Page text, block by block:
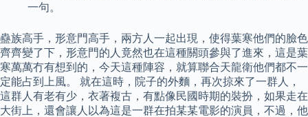
一句。
蠱族高手，形意門高手，兩方人一起出現，使得葉寒他們的臉色
齊齊變了下，形意門的人竟然也在這種關頭參與了進來，這是葉
寒萬萬冇有想到的，今天這種陣容，就算聯合天龍衛他們都不一
定能占到上風。 就在這時，院子的外麵，再次掠來了一群人，
這群人有老有少，衣著複古，有點像民國時期的裝扮，如果走在
大街上，還會讓人以為這是一群在拍某某電影的演員，不過，他